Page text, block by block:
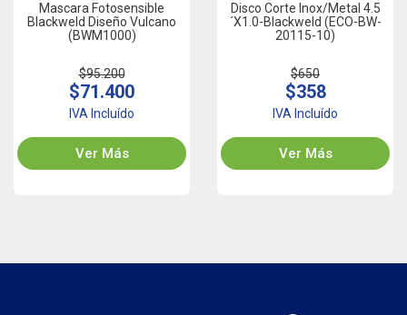
Mascara Fotosensible
Blackweld Diseño Vulcano
(BWM1000)
$95.200
$71.400
IVA Incluído
Ver Más
Disco Corte Inox/Metal 4.5
´x1.0-Blackweld (ECO-BW-
20115-10)
$650
$358
IVA Incluído
Ver Más